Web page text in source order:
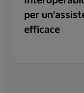
per
efficace